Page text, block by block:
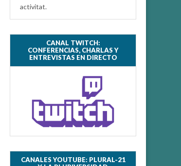
activitat.
CANAL TWITCH:
CONFERENCIAS, CHARLAS Y
ENTREVISTAS EN DIRECTO
CANALES YOUTUBE: PLURAL-21